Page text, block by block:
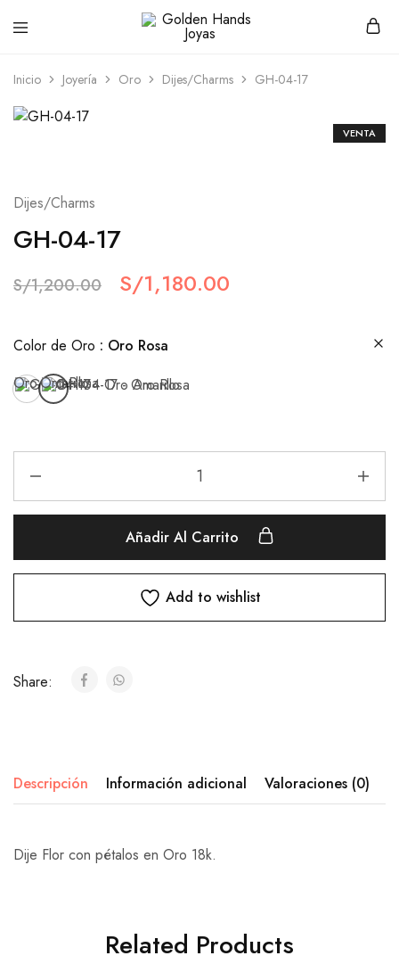
Joyas
hecha
Inicio Joyería Oro Dijes/Charms GH-04-17
VENTA
Dijes/Charms
GH-04-17
S/1,200.00 S/1,180.00
Color de Oro
Oro Rosa
Oro Amarillo
Oro Rosa
Añadir Al Carrito
Add to wishlist
Share:
Descripción Información adicional Valoraciones (0)
Dije Flor con pétalos en Oro 18k.
Related Products